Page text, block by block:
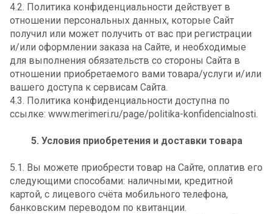
4.2. Политика конфиденциальности действует в
отношении персональных данных, которые Сайт
получил или может получить от вас при регистрации
и/или оформлении заказа на Сайте, и необходимые
для выполнения обязательств со стороны Сайта в
отношении приобретаемого вами товара/услуги и/или
вашего доступа к сервисам Сайта.
4.3. Политика конфиденциальности доступна по
ссылке: www.merimeri.ru/page/politika-konfidencialnosti.
5. Условия приобретения и доставки товара
5.1. Вы можете приобрести товар на Сайте, оплатив его
следующими способами: наличными, кредитной
картой, с лицевого счёта мобильного телефона,
банковским переводом по квитанции.